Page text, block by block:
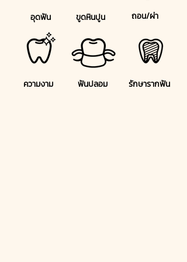
อุดฟัน ขูดหินปูน ถอน/ผ่า
ความงาม ฟันปลอม รักษารากฟัน